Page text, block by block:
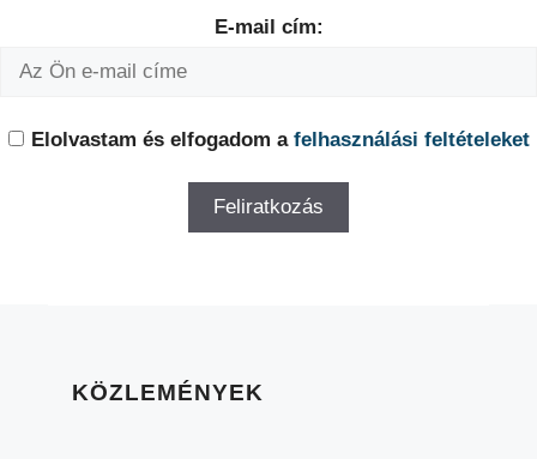
E-mail cím:
Elolvastam és elfogadom a felhasználási feltételeket
KÖZLEMÉNYEK